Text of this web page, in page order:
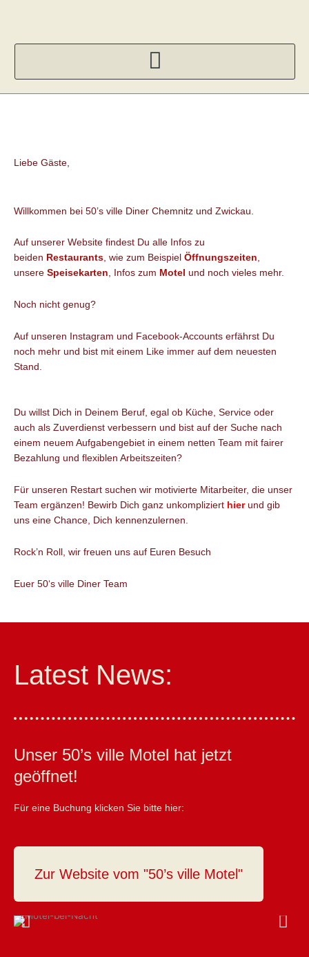
Liebe Gäste,
Willkommen bei 50’s ville Diner Chemnitz und Zwickau.
Auf unserer Website findest Du alle Infos zu
beiden Restaurants, wie zum Beispiel Öffnungszeiten,
unsere Speisekarten, Infos zum Motel und noch vieles mehr.
Noch nicht genug?
Auf unseren Instagram und Facebook-Accounts erfährst Du
noch mehr und bist mit einem Like immer auf dem neuesten
Stand.
Du willst Dich in Deinem Beruf, egal ob Küche, Service oder
auch als Zuverdienst verbessern und bist auf der Suche nach
einem neuem Aufgabengebiet in einem netten Team mit fairer
Bezahlung und flexiblen Arbeitszeiten?
Für unseren Restart suchen wir motivierte Mitarbeiter, die unser
Team ergänzen! Bewirb Dich ganz unkompliziert hier und gib
uns eine Chance, Dich kennenzulernen.
Rock’n Roll, wir freuen uns auf Euren Besuch
Euer 50‘s ville Diner Team
Latest News:
Unser 50’s ville Motel hat jetzt
geöffnet!
Für eine Buchung klicken Sie bitte hier:
Zur Website vom "50’s ville Motel"